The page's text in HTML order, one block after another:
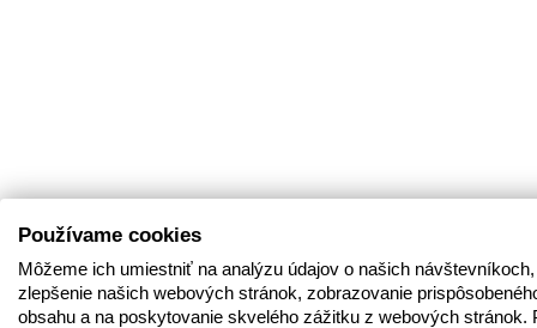
Používame cookies
Môžeme ich umiestniť na analýzu údajov o našich
zlepšenie našich webových stránok, zobrazovanie
obsahu a na poskytovanie skvelého zážitku z webových stránok.